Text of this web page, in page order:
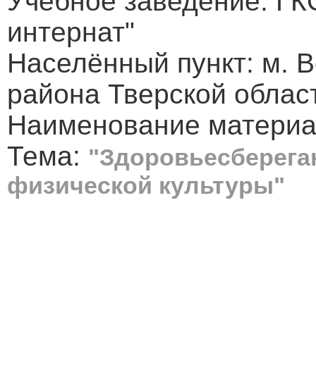
интернат"
Населённый пункт: м.
района Тверской
Наименование
Тема:
физической культуры"